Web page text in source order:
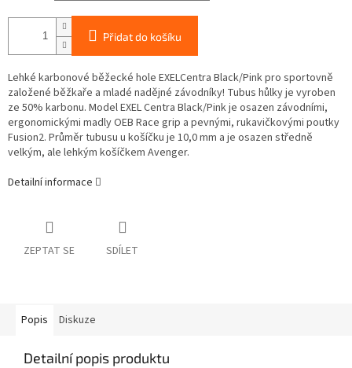
Přidat do košíku
Lehké karbonové běžecké hole EXELCentra Black/Pink pro sportovně
založené běžkaře a mladé nadějné závodníky! Tubus hůlky je vyroben
ze 50% karbonu. Model EXEL Centra Black/Pink je osazen závodními,
ergonomickými madly OEB Race grip a pevnými, rukavičkovými poutky
Fusion2. Průměr tubusu u košíčku je 10,0 mm a je osazen středně
velkým, ale lehkým košíčkem Avenger.
Detailní informace
ZEPTAT SE SDÍLET
Popis Diskuze
Detailní popis produktu